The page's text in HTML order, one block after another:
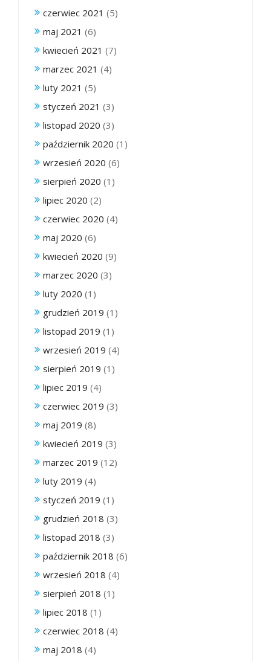
czerwiec 2021 (5)
maj 2021 (6)
kwiecień 2021 (7)
marzec 2021 (4)
luty 2021 (5)
styczeń 2021 (3)
listopad 2020 (3)
październik 2020 (1)
wrzesień 2020 (6)
sierpień 2020 (1)
lipiec 2020 (2)
czerwiec 2020 (4)
maj 2020 (6)
kwiecień 2020 (9)
marzec 2020 (3)
luty 2020 (1)
grudzień 2019 (1)
listopad 2019 (1)
wrzesień 2019 (4)
sierpień 2019 (1)
lipiec 2019 (4)
czerwiec 2019 (3)
maj 2019 (8)
kwiecień 2019 (3)
marzec 2019 (12)
luty 2019 (4)
styczeń 2019 (1)
grudzień 2018 (3)
listopad 2018 (3)
październik 2018 (6)
wrzesień 2018 (4)
sierpień 2018 (1)
lipiec 2018 (1)
czerwiec 2018 (4)
maj 2018 (4)